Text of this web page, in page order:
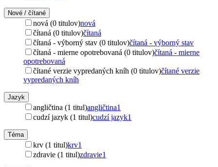
Nové / čítané
nová (0 titulov)nová
čítaná (0 titulov)čítaná
čítaná - výborný stav (0 titulov)čítaná - výborný stav
čítaná - mierne opotrebovaná (0 titulov)čítaná - mierne
opotrebovaná
čítané verzie vypredaných kníh (0 titulov)čítané verzie
vypredaných kníh
Jazyk
angličtina (1 titul)angličtina1
cudzí jazyk (1 titul)cudzí jazyk1
Téma
krv (1 titul)krv1
zdravie (1 titul)zdravie1